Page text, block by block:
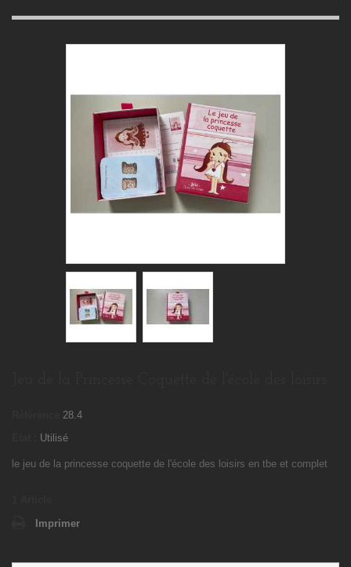
28.4
Utilisé
le jeu de la princesse coquette de l'école des loisirs en tbe et complet
Imprimer